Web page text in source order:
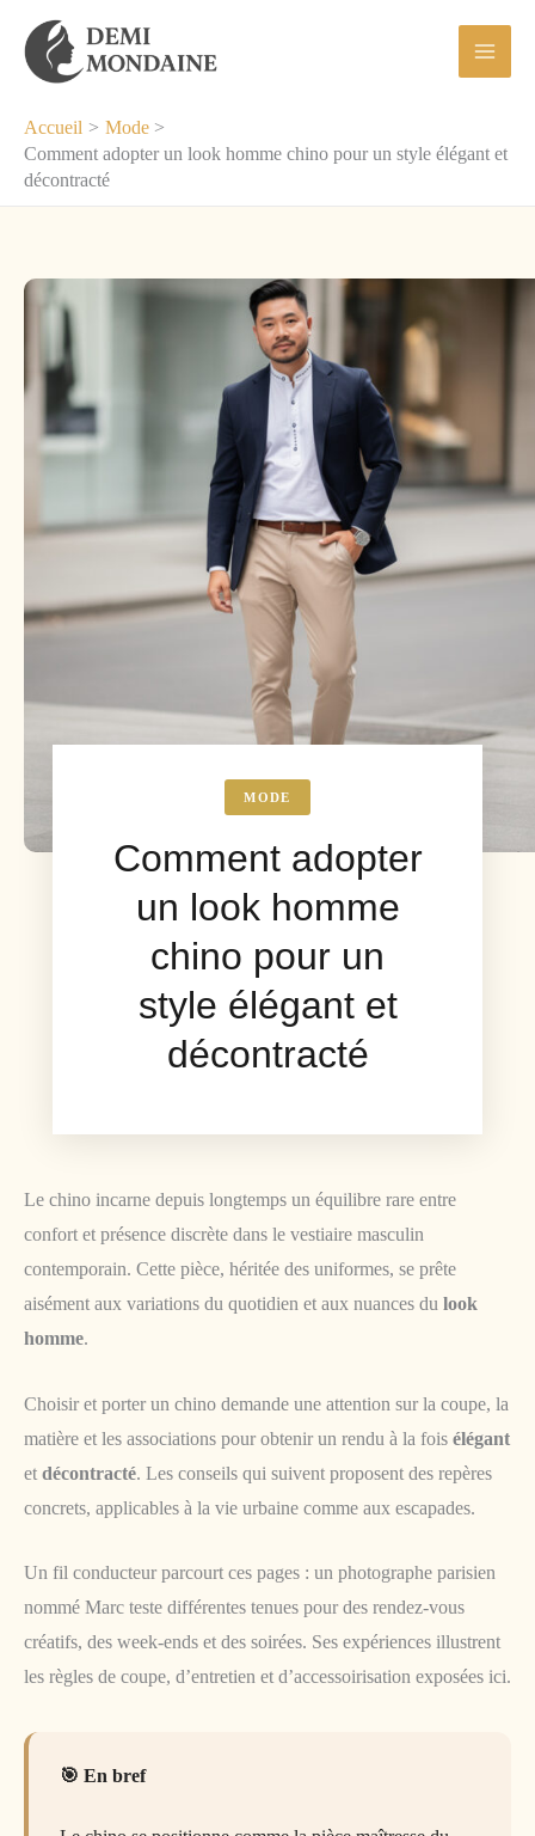
contenu
Accueil
Mode
Comment adopter un look homme chino pour un style élégant et
décontracté
MODE
Comment adopter
un look homme
chino pour un
style élégant et
décontracté
Le chino incarne depuis longtemps un équilibre rare entre
confort et présence discrète dans le vestiaire masculin
contemporain. Cette pièce, héritée des uniformes, se prête
aisément aux variations du quotidien et aux nuances du look
homme.
Choisir et porter un chino demande une attention sur la coupe, la
matière et les associations pour obtenir un rendu à la fois élégant
et décontracté. Les conseils qui suivent proposent des repères
concrets, applicables à la vie urbaine comme aux escapades.
Un fil conducteur parcourt ces pages : un photographe parisien
nommé Marc teste différentes tenues pour des rendez-vous
créatifs, des week-ends et des soirées. Ses expériences illustrent
les règles de coupe, d’entretien et d’accessoirisation exposées ici.
En bref